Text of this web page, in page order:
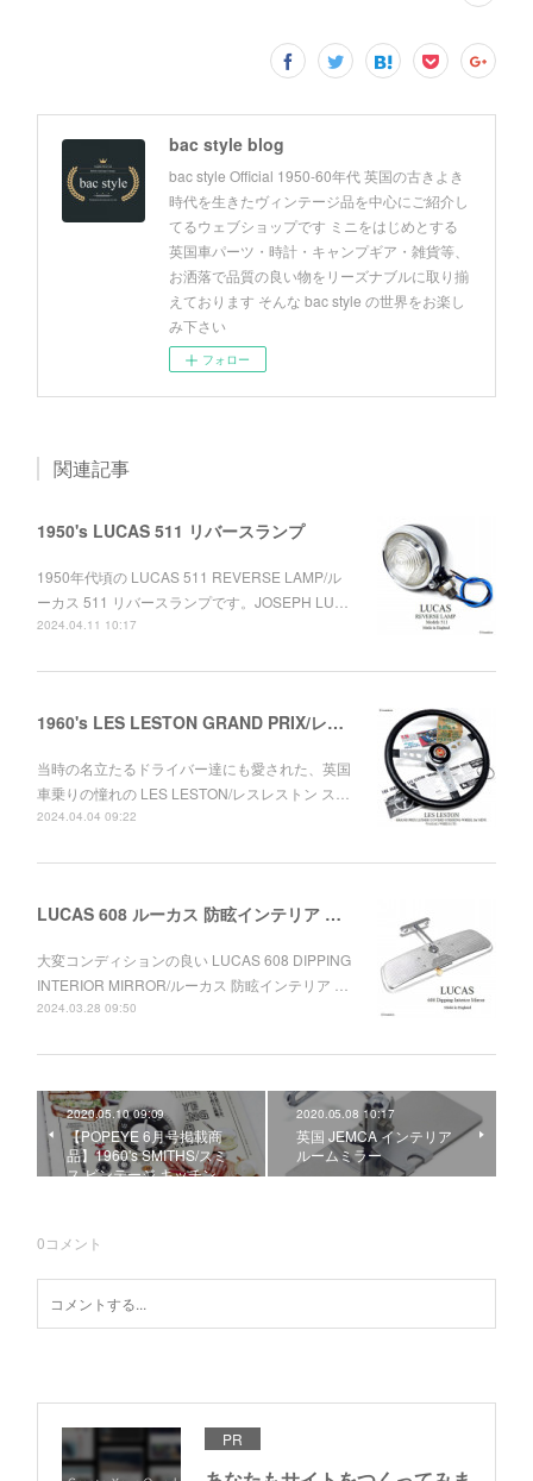
bac style blog
bac style Official 1950-60年代 英国の古きよき
時代を生きたヴィンテージ品を中心にご紹介し
てるウェブショップです ミニをはじめとする
英国車パーツ・時計・キャンプギア・雑貨等、
お洒落で品質の良い物をリーズナブルに取り揃
えております そんな bac style の世界をお楽し
み下さい
フォロー
関連記事
1950's LUCAS 511 リバースランプ
1950年代頃の LUCAS 511 REVERSE LAMP/ル
ーカス 511 リバースランプです。JOSEPH LU…
2024.04.11 10:17
1960's LES LESTON GRAND PRIX/レスレストン グランプリ レザーステアリング ミニ用セット デッドストック
当時の名立たるドライバー達にも愛された、英国
車乗りの憧れの LES LESTON/レスレストン ス…
2024.04.04 09:22
LUCAS 608 ルーカス 防眩インテリア ルームミラー ワークス MINI
大変コンディションの良い LUCAS 608 DIPPING
INTERIOR MIRROR/ルーカス 防眩インテリア …
2024.03.28 09:50
2020.05.10 09:09
【POPEYE 6月号掲載商
品】1960's SMITHS/スミ
ス ビンテージ キッチン …
2020.05.08 10:17
英国 JEMCA インテリア
ルームミラー
0コメント
PR